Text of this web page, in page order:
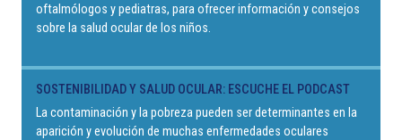
oftalmólogos y pediatras, para ofrecer información y consejos
sobre la salud ocular de los niños.
SOSTENIBILIDAD Y SALUD OCULAR: ESCUCHE EL PODCAST
La contaminación y la pobreza pueden ser determinantes en la
aparición y evolución de muchas enfermedades oculares